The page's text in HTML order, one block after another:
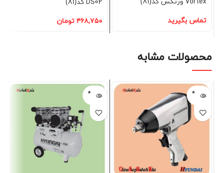
تماس بگیرید
DS02 کد(81)
۴۶۸,۷۵۰ تومان
محصولات مشابه
فروخته
شده
فروخته
شده